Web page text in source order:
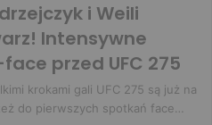
i Weili
Intensywne
przed UFC 275
krokami gali UFC 275 są już na
do pierwszych spotkań face…